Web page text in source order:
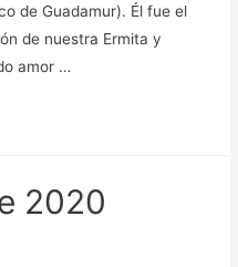
de Guadamur). Él fue el
de nuestra Ermita y
amor …
2020